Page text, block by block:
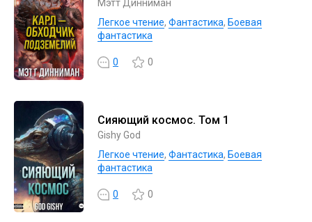
Мэтт Динниман
Легкое чтение, Фантастика, Боевая
фантастика
0 0
Сияющий космос. Том 1
Gishy God
Легкое чтение, Фантастика, Боевая
фантастика
0 0